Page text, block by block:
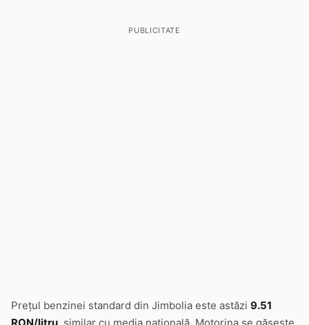
PUBLICITATE
Prețul benzinei standard din Jimbolia este astăzi 9.51